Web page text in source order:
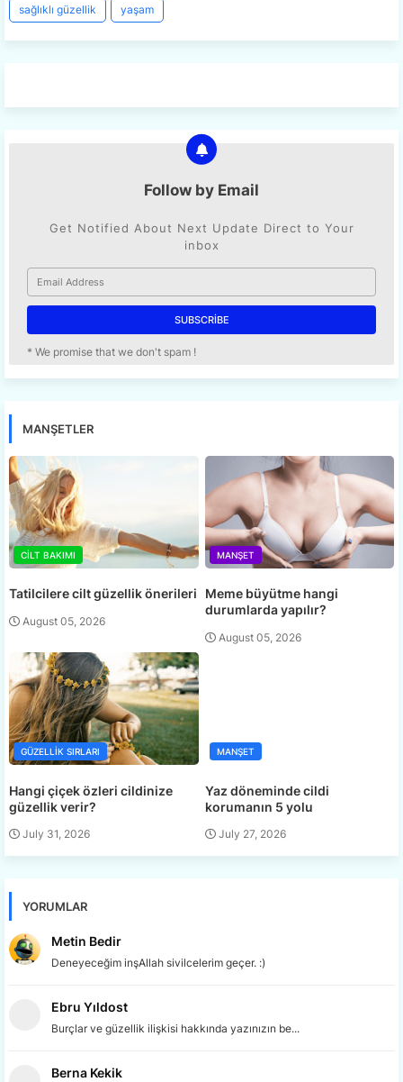
sağlıklı güzellik yaşam
Follow by Email
Get Notified About Next Update Direct to Your
inbox
* We promise that we don't spam !
MANŞETLER
CILT BAKIMI
Tatilcilere cilt güzellik önerileri
August 05, 2026
MANŞET
Meme büyütme hangi
durumlarda yapılır?
August 05, 2026
GÜZELLIK SIRLARI
Hangi çiçek özleri cildinize
güzellik verir?
July 31, 2026
MANŞET
Yaz döneminde cildi
korumanın 5 yolu
July 27, 2026
YORUMLAR
Metin Bedir
Deneyeceğim inşAllah sivilcelerim geçer. :)
Ebru Yıldost
Burçlar ve güzellik ilişkisi hakkında yazınızın be...
Berna Kekik